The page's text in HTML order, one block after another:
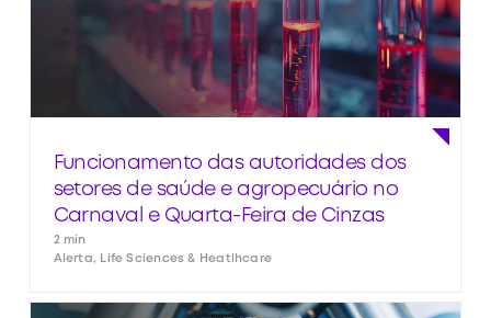
Funcionamento das autoridades dos
setores de saúde e agropecuário no
Carnaval e Quarta-Feira de Cinzas
2 min
Alerta, Life Sciences & Heatlhcare